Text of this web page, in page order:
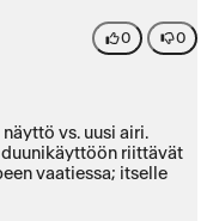
0 0
vs. uusi airi.
duunikäyttöön riittävät
vaatiessa; itselle